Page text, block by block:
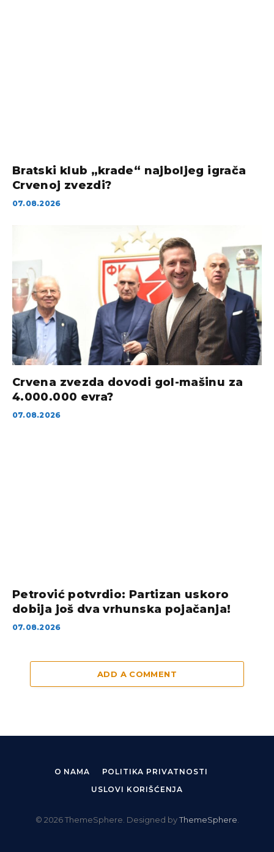
Bratski klub „krade“ najboljeg igrača
Crvenoj zvezdi?
07.08.2026
Crvena zvezda dovodi gol-mašinu za
4.000.000 evra?
07.08.2026
Petrović potvrdio: Partizan uskoro
dobija još dva vrhunska pojačanja!
07.08.2026
ADD A COMMENT
O NAMA
POLITIKA PRIVATNOSTI
USLOVI KORIŠĆENJA
© 2026 ThemeSphere. Designed byThemeSphere